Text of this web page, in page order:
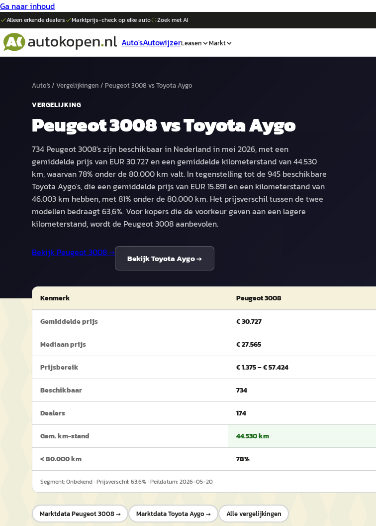
Ga naar inhoud
Alleen erkende dealers Marktprijs-check op elkeauto Zoek met AI
Auto'sAutowijzerLeasen Markt
Auto's/ Vergelijkingen / Peugeot 3008 vsToyota Aygo
VERGELIJKING
Peugeot 3008vsToyota Aygo
734 Peugeot 3008's zijn beschikbaar in Nederland in mei 2026, met een
gemiddelde prijs van EUR 30.727 en een gemiddelde kilometerstand van 44.530
km, waarvan 78% onder de 80.000 km valt. In tegenstelling tot de 945 beschikbare
Toyota Aygo's, die een gemiddelde prijs van EUR 15.891 en een kilometerstand van
46.003 km hebben, met 81% onder de 80.000 km. Het prijsverschil tussen de twee
modellen bedraagt 63,6%. Voor kopers die de voorkeur geven aan een lagere
kilometerstand, wordt de Peugeot 3008 aanbevolen.
Bekijk Peugeot 3008→
BekijkToyota Aygo→
Kenmerk Peugeot 3008
Gemiddelde prijs € 30.727
Mediaan prijs € 27.565
Prijsbereik € 1.375 – € 57.424
Beschikbaar 734
Dealers 174
Gem. km-stand 44.530 km
< 80.000 km 78%
Segment:Onbekend· Prijsverschil:63.6% · Peildatum:2026-05-20
MarktdataPeugeot 3008→ MarktdataToyota Aygo→ Alle vergelijkingen